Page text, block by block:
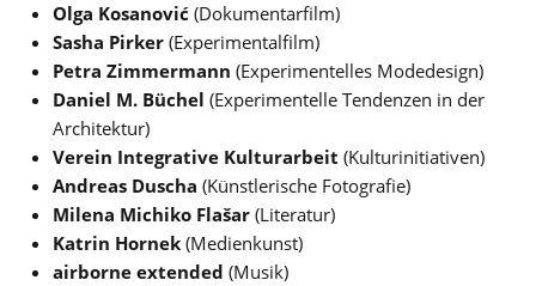
Olga Kosanović (Dokumentarfilm)
Sasha Pirker (Experimentalfilm)
Petra Zimmermann (Experimentelles Modedesign)
Daniel M. Büchel (Experimentelle Tendenzen in der
Architektur)
Verein Integrative Kulturarbeit (Kulturinitiativen)
Andreas Duscha (Künstlerische Fotografie)
Milena Michiko Flašar(Literatur)
Katrin Hornek (Medienkunst)
airborne extended (Musik)